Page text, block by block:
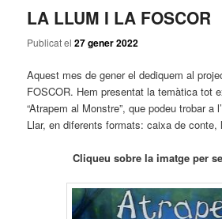
LA LLUM I LA FOSCOR
Publicat el27 gener 2022
Aquest mes de gener el dediquem al
FOSCOR. Hem presentat la temàtica tot
“Atrapem al Monstre”, que podeu trobar a
Llar, en diferents formats: caixa de conte,
Cliqueu sobre la imatge per